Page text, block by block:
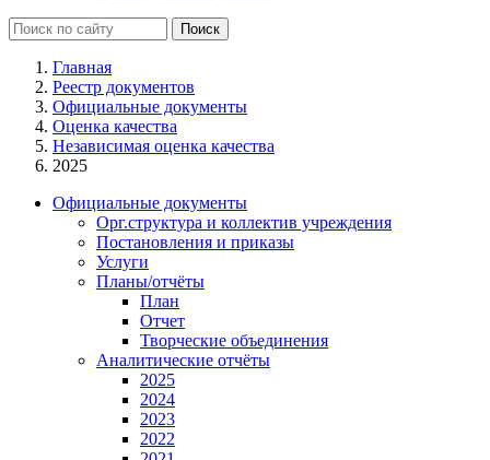
Главная
Реестр документов
Официальные документы
Оценка качества
Независимая оценка качества
2025
Официальные документы
Орг.структура и коллектив учреждения
Постановления и приказы
Услуги
Планы/отчёты
План
Отчет
Творческие объединения
Аналитические отчёты
2025
2024
2023
2022